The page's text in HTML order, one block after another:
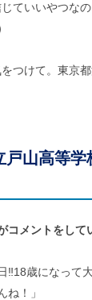
じていいやつな
をつけて。東京
戸山高等学
コメントをして
‼18歳になって
ね！」